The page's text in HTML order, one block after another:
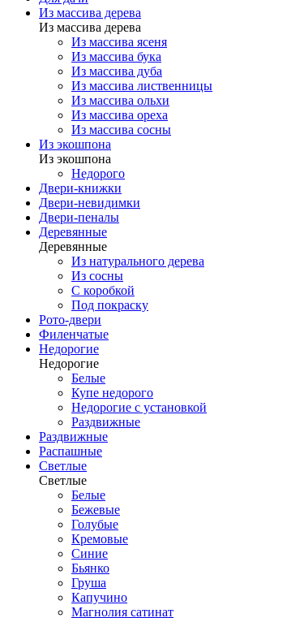
Из массива дерева
Из массива дерева
Из массива ясеня
Из массива бука
Из массива дуба
Из массива лиственницы
Из массива ольхи
Из массива ореха
Из массива сосны
Из экошпона
Из экошпона
Недорого
Двери-книжки
Двери-невидимки
Двери-пеналы
Деревянные
Деревянные
Из натурального дерева
Из сосны
С коробкой
Под покраску
Рото-двери
Филенчатые
Недорогие
Недорогие
Белые
Купе недорого
Недорогие с установкой
Раздвижные
Раздвижные
Распашные
Светлые
Светлые
Белые
Бежевые
Голубые
Кремовые
Синие
Бьянко
Груша
Капучино
Магнолия сатинат